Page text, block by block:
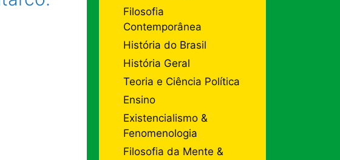
Filosofia
Contemporânea
História do Brasil
História Geral
Teoria e Ciência Política
Ensino
Existencialismo &
Fenomenologia
Filosofia da Mente &